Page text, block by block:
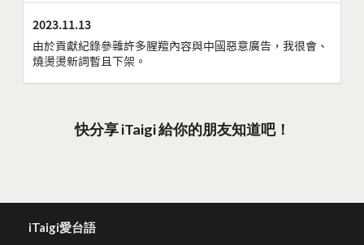
2023.11.13
由於貢獻紀錄參雜許多腥羶內容與中國惡意廣告，我很會、
燒燙燙新詞暫且下架。
快分享 iTaigi 給你的朋友知道吧！
iTaigi愛台語